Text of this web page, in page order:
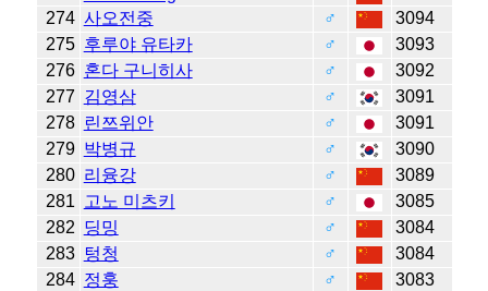
274 사오전중 ♂
3094
275 후루야 유타카 ♂
3093
276 혼다 구니히사 ♂
3092
277 김영삼 ♂
3091
278 린쯔위안 ♂
3091
279 박병규 ♂
3090
280 리융강 ♂
3089
281
고노 미츠키 ♂
3085
282 딩밍 ♂
3084
283 텅청 ♂
3084
284 정훙 ♂
3083